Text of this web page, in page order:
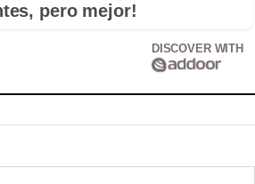
pero mejor!
DISCOVER WITH